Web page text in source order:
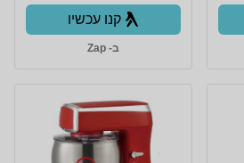
קנו עכשיו
ב- Zap